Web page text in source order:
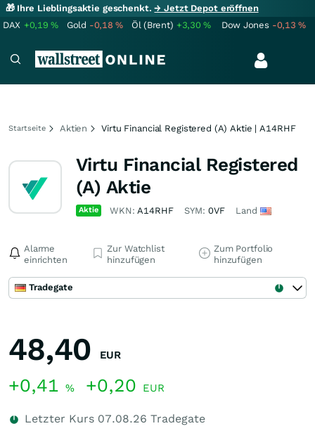
🎁 Ihre Lieblingsaktie geschenkt.→ Jetzt Depot eröffnen
DAX +0,19% Gold -0,18% Öl (Brent) +3,30% Dow Jones -0,13%
Startseite Aktien Virtu Financial Registered (A) Aktie | A14RHF
Virtu Financial Registered
(A) Aktie
Aktie WKN:A14RHF SYM: 0VF Land
Alarme
einrichten
Zur Watchlist
hinzufügen
Zum Portfolio
hinzufügen
Tradegate
48,40 EUR
+0,41 % +0,20 EUR
Letzter Kurs 07.08.26 Tradegate